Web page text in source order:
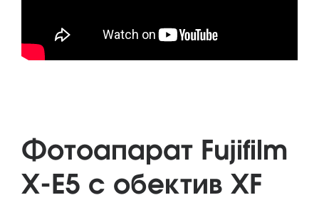
Фотоапарат Fujifilm
X-E5 с обектив XF